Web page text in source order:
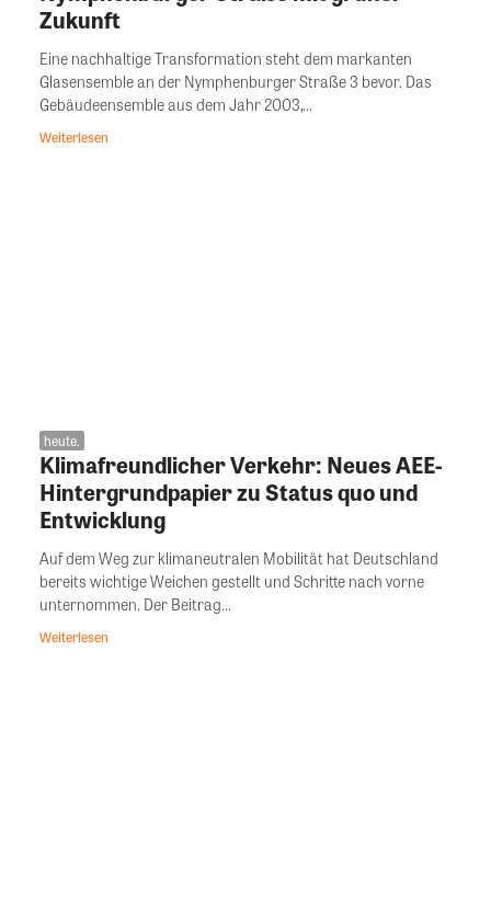
Zukunft
Eine nachhaltige Transformation steht dem markanten
Glasensemble an der Nymphenburger Straße 3 bevor. Das
Gebäudeensemble aus dem Jahr 2003,...
Weiterlesen
heute.
Klimafreundlicher Verkehr: Neues AEE-
Hintergrundpapier zu Status quo und
Entwicklung
Auf dem Weg zur klimaneutralen Mobilität hat Deutschland
bereits wichtige Weichen gestellt und Schritte nach vorne
unternommen. Der Beitrag...
Weiterlesen